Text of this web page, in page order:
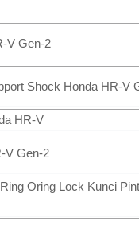
V Gen-2
Shock Honda HR-V
HR-V
V Gen-2
Oring Lock Kunci